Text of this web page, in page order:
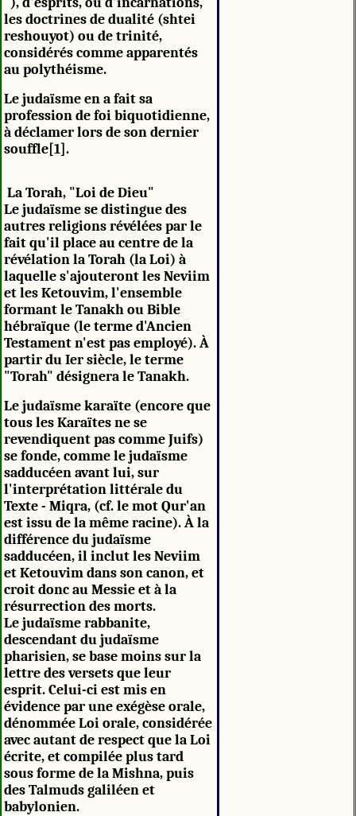
les doctrines de dualité (shtei
reshouyot) ou de trinité,
considérés comme apparentés
au polythéisme.
Le judaïsme en a fait sa
profession de foi biquotidienne,
à déclamer lors de son dernier
souffle[1].
La Torah, "Loi de Dieu"
Le judaïsme se distingue des
autres religions révélées par le
fait qu'il place au centre de la
révélation la Torah (la Loi) à
laquelle s'ajouteront les Neviim
et les Ketouvim, l'ensemble
formant le Tanakh ou Bible
hébraïque (le terme d'Ancien
Testament n'est pas employé). À
partir du Ier siècle, le terme
"Torah" désignera le Tanakh.
Le judaïsme karaïte (encore que
tous les Karaïtes ne se
revendiquent pas comme Juifs)
se fonde, comme le judaïsme
sadducéen avant lui, sur
l'interprétation littérale du
Texte - Miqra, (cf. le mot Qur'an
est issu de la même racine). À la
différence du judaïsme
sadducéen, il inclut les Neviim
et Ketouvim dans son canon, et
croit donc au Messie et à la
résurrection des morts.
Le judaïsme rabbanite,
descendant du judaïsme
pharisien, se base moins sur la
lettre des versets que leur
esprit. Celui-ci est mis en
évidence par une exégèse orale,
dénommée Loi orale, considérée
avec autant de respect que la Loi
écrite, et compilée plus tard
sous forme de la Mishna, puis
des Talmuds galiléen et
babylonien.